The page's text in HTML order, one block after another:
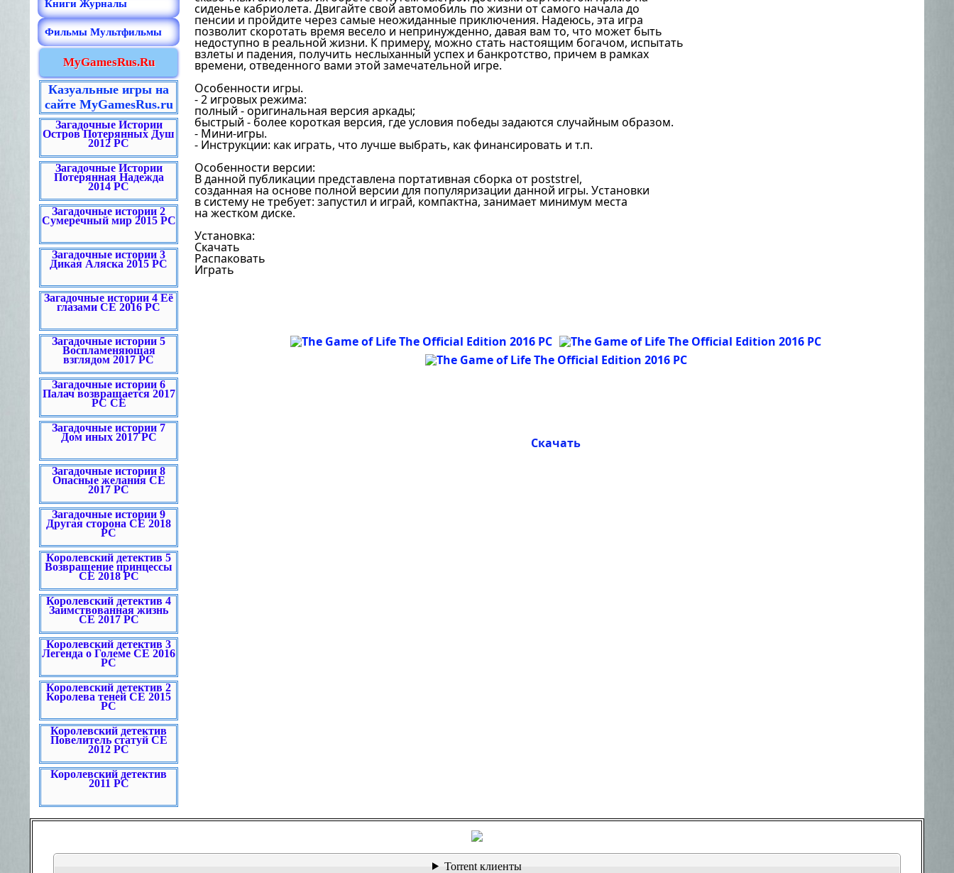
Книги Журналы
Фильмы Мультфильмы
MyGamesRus.Ru
Казуальные игры на
сайте MyGamesRus.ru
Загадочные Истории
Остров Потерянных Душ
2012 PC
Загадочные Истории
Потерянная Надежда
2014 PC
Загадочные истории 2
Сумеречный мир 2015 PC
Загадочные истории 3
Дикая Аляска 2015 PC
Загадочные истории 4 Её
глазами CE 2016 PC
Загадочные истории 5
Воспламеняющая
взглядом 2017 PC
Загадочные истории 6
Палач возвращается 2017
PC CE
Загадочные истории 7
Дом иных 2017 PC
Загадочные истории 8
Опасные желания CE
2017 PC
Загадочные истории 9
Другая сторона CE 2018
PC
Королевский детектив 5
Возвращение принцессы
CE 2018 PC
Королевский детектив 4
Заимствованная жизнь
CE 2017 PC
Королевский детектив 3
Легенда о Големе CE 2016
PC
Королевский детектив 2
Королева теней CE 2015
PC
Королевский детектив
Повелитель статуй СЕ
2012 PC
Королевский детектив
2011 PC
сиденье кабриолета. Двигайте свой автомобиль по жизни от самого начала до
пенсии и пройдите через самые неожиданные приключения. Надеюсь, эта игра
позволит скоротать время весело и непринужденно, давая вам то, что может быть
недоступно в реальной жизни. К примеру, можно стать настоящим богачом, испытать
взлеты и падения, получить неслыханный успех и банкротство, причем в рамках
времени, отведенного вами этой замечательной игре.
Особенности игры.
- 2 игровых режима:
полный - оригинальная версия аркады;
быстрый - более короткая версия, где условия победы задаются случайным образом.
- Мини-игры.
- Инструкции: как играть, что лучше выбрать, как финансировать и т.п.
Особенности версии:
В данной публикации представлена портативная сборка от poststrel,
созданная на основе полной версии для популяризации данной игры. Установки
в систему не требует: запустил и играй, компактна, занимает минимум места
на жестком диске.
Установка:
Скaчaть
Рaспaковaть
Играть
Скачать
Torrent клиенты